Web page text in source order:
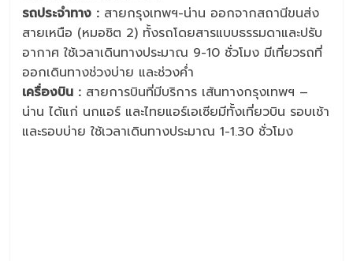
รถประจำทาง : สายกรุงเทพฯ-น่าน ออกจากสถานีขนส่ง
สายเหนือ (หมอชิต 2) ทั้งรถโดยสารแบบธรรมดาและปรับ
อากาศ ใช้เวลาเดินทางประมาณ 9-10 ชั่วโมง มีเที่ยวรถที่
ออกเดินทางช่วงบ่าย และช่วงค่ำ
เครื่องบิน : สายการบินที่มีบริการ เส้นทางกรุงเทพฯ –
น่าน ได้แก่ นกแอร์ และไทยแอร์เอเซียมีทั้งเที่ยวบิน รอบเช้า
และรอบบ่าย ใช้เวลาเดินทางประมาณ 1-1.30 ชั่วโมง